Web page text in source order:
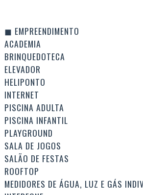
◼ EMPREENDIMENTO
ACADEMIA
BRINQUEDOTECA
ELEVADOR
HELIPONTO
INTERNET
PISCINA ADULTA
PISCINA INFANTIL
PLAYGROUND
SALA DE JOGOS
SALÃO DE FESTAS
ROOFTOP
MEDIDORES DE ÁGUA, LUZ E GÁS